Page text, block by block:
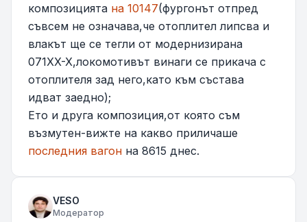
композицията на 10147(фургонът отпред
съвсем не означава,че отоплител липсва и
влакът ще се тегли от модернизирана
071XX-X,локомотивът винаги се прикача с
отоплителя зад него,като към състава
идват заедно);
Ето и друга композиция,от която съм
възмутен-вижте на какво приличаше
последния вагон на 8615 днес.
VESO
Модератор